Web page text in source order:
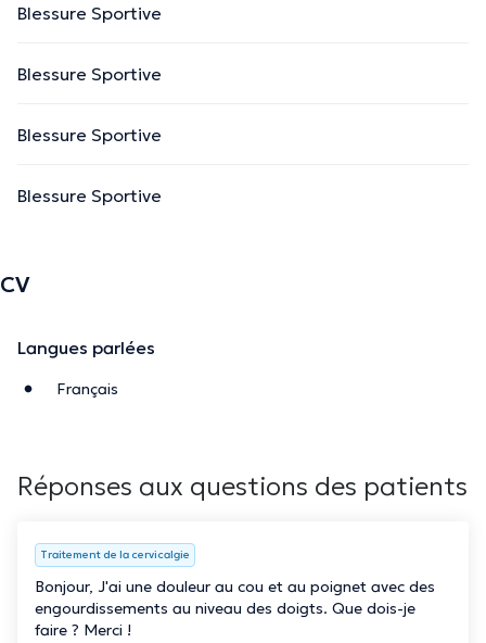
Blessure Sportive
Blessure Sportive
Blessure Sportive
Blessure Sportive
CV
Langues parlées
Français
Réponses aux questions des patients
Traitement de la cervicalgie
Bonjour, J'ai une douleur au cou et au poignet avec des
engourdissements au niveau des doigts. Que dois-je
faire ? Merci !